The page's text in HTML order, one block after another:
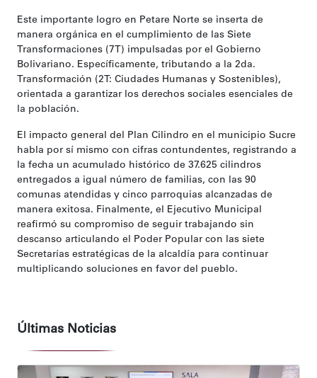
Este importante logro en Petare Norte se inserta de
manera orgánica en el cumplimiento de las Siete
Transformaciones (7T) impulsadas por el Gobierno
Bolivariano. Específicamente, tributando a la 2da.
Transformación (2T: Ciudades Humanas y Sostenibles),
orientada a garantizar los derechos sociales esenciales de
la población.
El impacto general del Plan Cilindro en el municipio Sucre
habla por sí mismo con cifras contundentes, registrando a
la fecha un acumulado histórico de 37.625 cilindros
entregados a igual número de familias, con las 90
comunas atendidas y cinco parroquias alcanzadas de
manera exitosa. Finalmente, el Ejecutivo Municipal
reafirmó su compromiso de seguir trabajando sin
descanso articulando el Poder Popular con las siete
Secretarías estratégicas de la alcaldía para continuar
multiplicando soluciones en favor del pueblo.
Últimas Noticias